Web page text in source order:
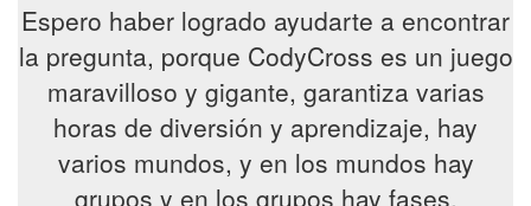
Espero haber logrado ayudarte a encontrar
la pregunta, porque CodyCross es un juego
maravilloso y gigante, garantiza varias
horas de diversión y aprendizaje, hay
varios mundos, y en los mundos hay
grupos y en los grupos hay fases,